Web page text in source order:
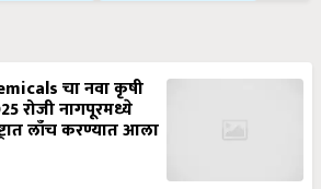
चा नवा कृषी
रोजी नागपूरमध्ये
लाँच करण्यात आला